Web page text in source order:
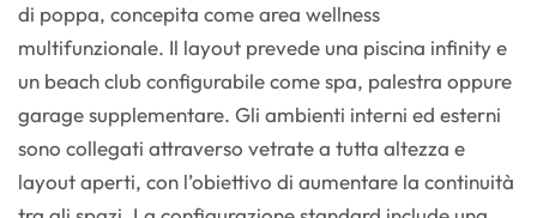
di poppa, concepita come area wellness
multifunzionale. Il layout prevede una piscina infinity e
un beach club configurabile come spa, palestra oppure
garage supplementare. Gli ambienti interni ed esterni
sono collegati attraverso vetrate a tutta altezza e
layout aperti, con l’obiettivo di aumentare la continuità